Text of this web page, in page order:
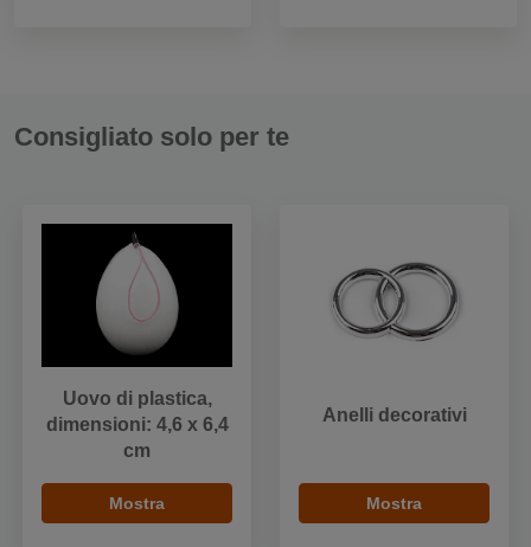
Consigliato solo per te
Uovo di plastica,
dimensioni: 4,6 x 6,4
cm
Mostra
Anelli decorativi
Mostra